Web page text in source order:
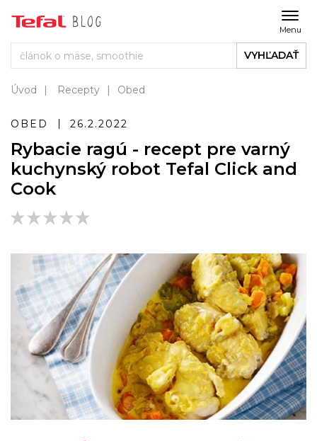
Menu
VYHĽADAŤ
Úvod Recepty Obed
OBED 26.2.2022
Rybacie ragú - recept pre varný
kuchynský robot Tefal Click and
Cook